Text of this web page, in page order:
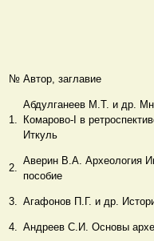
№ Автор, заглавие
1.
Абдулганеев М.Т. и др.
Комарово-I в
Иткуль
2.
Аверин В.А. Археология
пособие
3. Агафонов П.Г. и др.
4. Андреев С.И. Основы